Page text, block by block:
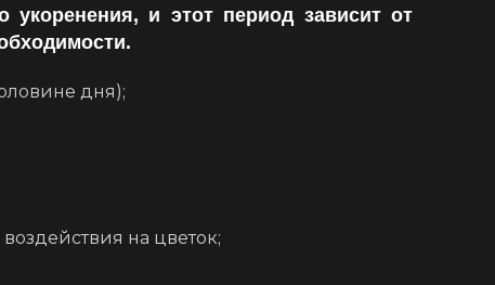
и этот период зависит от
дня);
на цветок;